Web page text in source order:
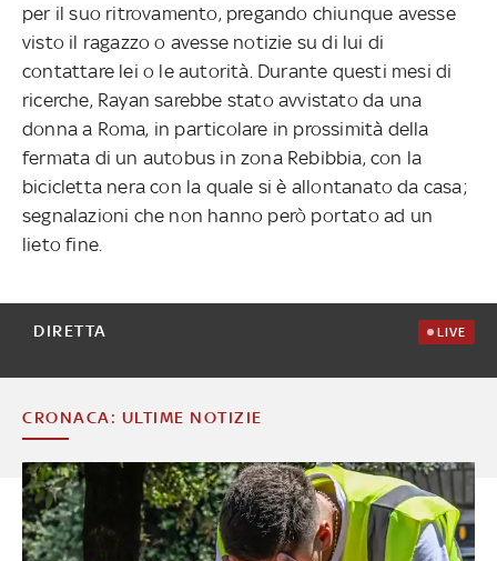
per il suo ritrovamento, pregando chiunque avesse
visto il ragazzo o avesse notizie su di lui di
contattare lei o le autorità. Durante questi mesi di
ricerche, Rayan sarebbe stato avvistato da una
donna a Roma, in particolare in prossimità della
fermata di un autobus in zona Rebibbia, con la
bicicletta nera con la quale si è allontanato da casa;
segnalazioni che non hanno però portato ad un
lieto fine.
DIRETTA LIVE
CRONACA: ULTIME NOTIZIE